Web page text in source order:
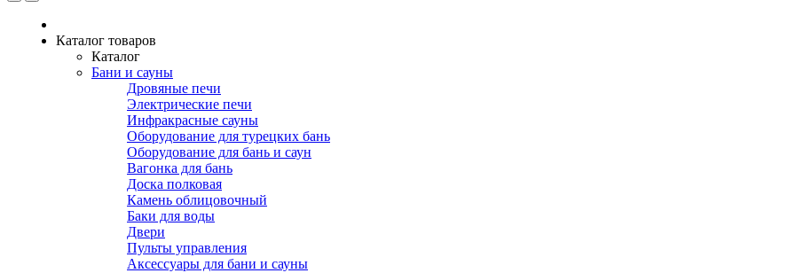
Каталог товаров
Каталог
Бани и сауны
Дровяные печи
Электрические печи
Инфракрасные сауны
Оборудование для турецких бань
Оборудование для бань и саун
Вагонка для бань
Доска полковая
Камень облицовочный
Баки для воды
Двери
Пульты управления
Аксессуары для бани и сауны